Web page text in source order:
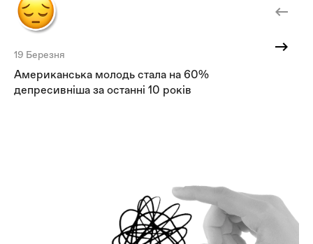
19 Березня
Американська молодь стала на 60%
депресивніша за останні 10 років